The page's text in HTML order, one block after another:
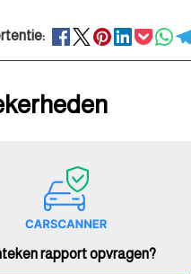
rapport opvragen?